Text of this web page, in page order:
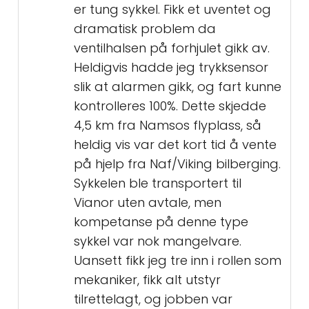
er tung sykkel. Fikk et uventet og
dramatisk problem da
ventilhalsen på forhjulet gikk av.
Heldigvis hadde jeg trykksensor
slik at alarmen gikk, og fart kunne
kontrolleres 100%. Dette skjedde
4,5 km fra Namsos flyplass, så
heldig vis var det kort tid å vente
på hjelp fra Naf/Viking bilberging.
Sykkelen ble transportert til
Vianor uten avtale, men
kompetanse på denne type
sykkel var nok mangelvare.
Uansett fikk jeg tre inn i rollen som
mekaniker, fikk alt utstyr
tilrettelagt, og jobben var